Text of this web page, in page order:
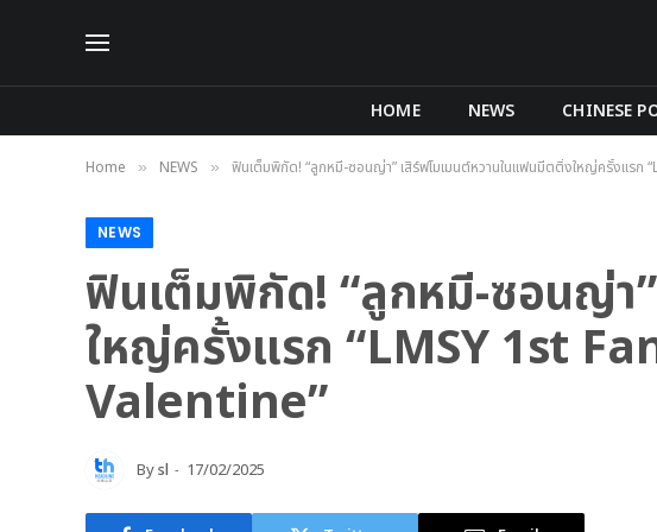
HOME NEWS CHINESE
Home » NEWS » ฟินเต็มพิกัด! “ลูกหมี-ซอนญ่า” เสิร์ฟโมเมนต์หวานในแฟนมีตติ่งใหญ่ครั้งแร
NEWS
ฟินเต็มพิกัด! “ลูกหมี-ซอนญ่า
ใหญ่ครั้งแรก “LMSY 1st
Valentine”
Bysl 17/02/2025